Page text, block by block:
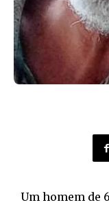
Um homem de